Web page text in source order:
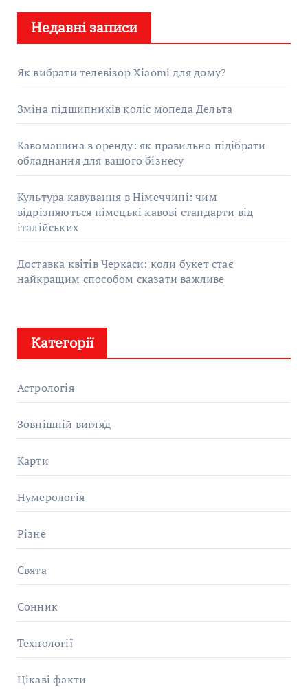
:
Недавні записи
Як вибрати телевізор Xiaomi для дому?
Зміна підшипників коліс мопеда Дельта
Кавомашина в оренду: як правильно підібрати
обладнання для вашого бізнесу
Культура кавування в Німеччині: чим
відрізняються німецькі кавові стандарти від
італійських
Доставка квітів Черкаси: коли букет стає
найкращим способом сказати важливе
Категорії
Астрологія
Зовнішній вигляд
Карти
Нумерологія
Різне
Свята
Сонник
Технології
Цікаві факти